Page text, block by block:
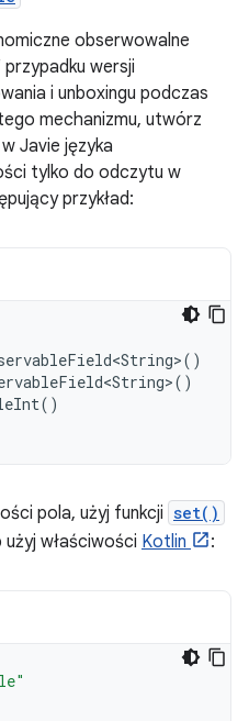
obserwowalne
wersji
i unboxingu podczas
mechanizmu, utwórz
w Javie języka
tylko do odczytu w
przykład:
>()
>()
()
pola, użyj funkcji set()
właściwości Kotlin :